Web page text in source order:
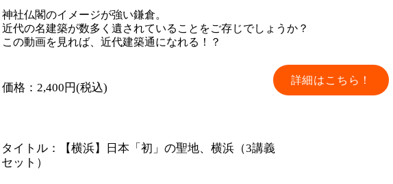
神社仏閣のイメージが強い鎌倉。
近代の名建築が数多く遺されていることをご存じでしょうか？
​この動画を見れば、近代建築通になれる！？
​価格：2,400円(税込)
詳細はこちら！
​タイトル：【横浜】日本「初」の聖地、横浜（3講義
セット）